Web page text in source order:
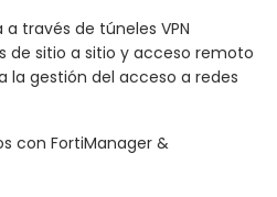
través de túneles VPN
de sitio a sitio y acceso remoto
la gestión del acceso a redes
con FortiManager &